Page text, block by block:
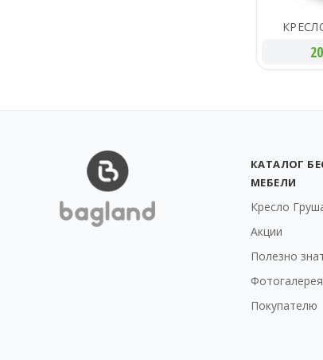
КАТАЛОГ
МЕБЕЛИ
Кресло
Акции
Полезно
Фотогалерея
Покупателю